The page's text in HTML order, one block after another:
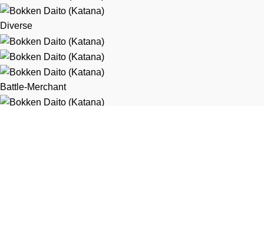
Diverse
Battle-Merchant